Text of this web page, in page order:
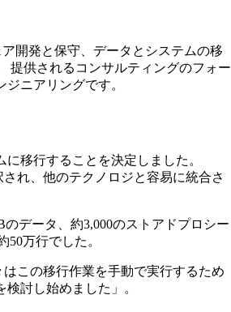
開発と保守、データとシステムの移
提供されるコンサルティングのフォー
ニアリングです。
移行することを決定しました。
れ、他のテクノロジと容易に統合さ
のデータ、約3,000のストアドプロシー
50万行でした。
この移行作業を手動で実行するため
討し始めました」。